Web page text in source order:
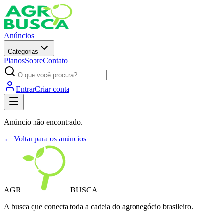
Anúncios
Categorias
PlanosSobreContato
EntrarCriar conta
Anúncio não encontrado.
← Voltar para os anúncios
AGR
BUSCA
A busca que conecta toda a cadeia do agronegócio brasileiro.